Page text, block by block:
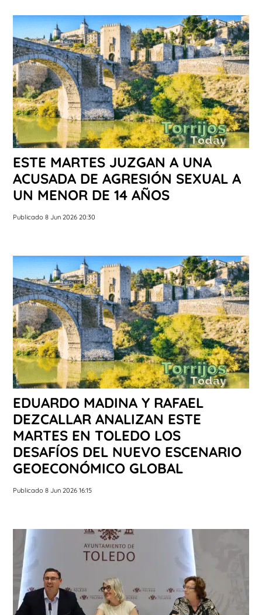
ESTE MARTES JUZGAN A UNA
ACUSADA DE AGRESIÓN SEXUAL A
UN MENOR DE 14 AÑOS
Publicado 8 Jun 2026 20:30
EDUARDO MADINA Y RAFAEL
DEZCALLAR ANALIZAN ESTE
MARTES EN TOLEDO LOS
DESAFÍOS DEL NUEVO ESCENARIO
GEOECONÓMICO GLOBAL
Publicado 8 Jun 2026 16:15